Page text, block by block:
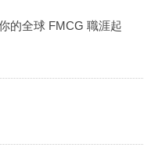
的全球 FMCG 職涯起